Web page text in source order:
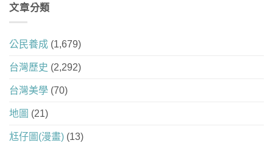
文章分類
公民養成 (1,679)
台灣歷史 (2,292)
台灣美學 (70)
地圖 (21)
尪仔圖(漫畫) (13)